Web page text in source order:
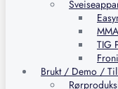
TIG
Brukt / Demo /